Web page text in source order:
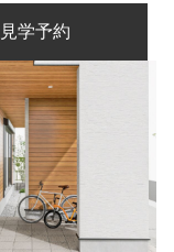
見学予約